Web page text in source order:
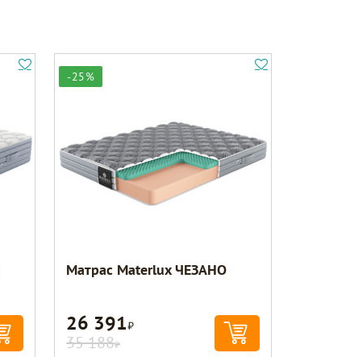
-25%
Матрас Materlux ЧЕЗАНО
26 391Р
35 188Р